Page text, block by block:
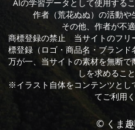
AIの学習データとして使用する
作者（荒花ぬぬ）の活動
その他、作者が不
商標登録の禁止 当サイトのフリ
標登録（ロゴ・商品名・ブランド
万が一、当サイトの素材を無断
しを求めるこ
※イラスト自体をコンテンツとし
てご利用
© くま